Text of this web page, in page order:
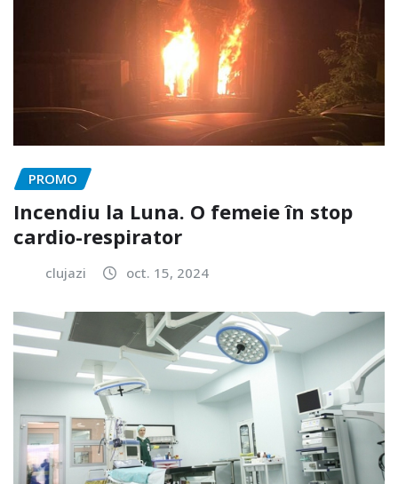
PROMO
Incendiu la Luna. O femeie în stop
cardio-respirator
clujazi oct. 15, 2024